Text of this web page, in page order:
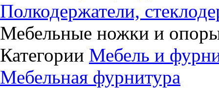
Полкодержатели,
Мебельные ножки и
Категории Мебель и
Мебельная фурнитура